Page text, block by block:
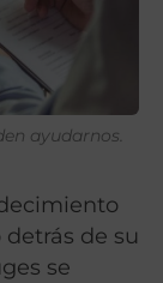
ayudarnos.
de su
se